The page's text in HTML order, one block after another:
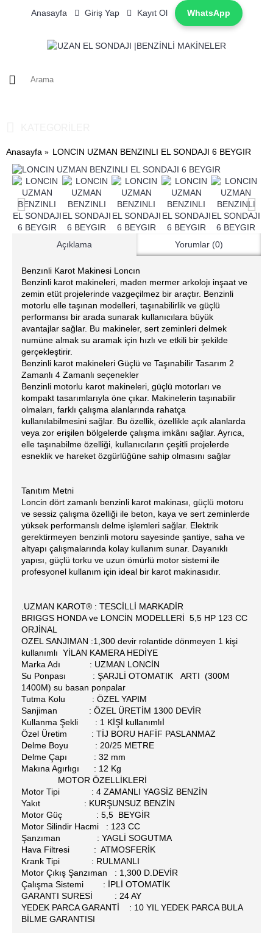
Anasayfa Giriş Yap Kayıt Ol WhatsApp
Anasayfa LONCIN UZMAN BENZINLI EL SONDAJI 6 BEYGIR
Açıklama Yorumlar (0)
Benzınli Karot Makinesi Loncın
Benzinli karot makineleri, maden mermer arkolojı inşaat ve
zemin etüt projelerinde vazgeçilmez bir araçtır. Benzinli
motorlu elle taşınan modelleri, taşınabilirlik ve güçlü
performansı bir arada sunarak kullanıcılara büyük
avantajlar sağlar. Bu makineler, sert zeminleri delmek
numüne almak su aramak için hızlı ve etkili bir şekilde
gerçekleştirir.
Benzinli karot makineleri Güçlü ve Taşınabilir Tasarım 2
Zamanlı 4 Zamanlı seçenekler
Benzinli motorlu karot makineleri, güçlü motorları ve
kompakt tasarımlarıyla öne çıkar. Makinelerin taşınabilir
olmaları, farklı çalışma alanlarında rahatça
kullanılabilmesini sağlar. Bu özellik, özellikle açık alanlarda
veya zor erişilen bölgelerde çalışma imkânı sağlar. Ayrıca,
elle taşınabilme özelliği, kullanıcıların çeşitli projelerde
esneklik ve hareket özgürlüğüne sahip olmasını sağlar
Tanıtım Metni
Loncin dört zamanlı benzinli karot makinası, güçlü motoru
ve sessiz çalışma özelliği ile beton, kaya ve sert zeminlerde
yüksek performanslı delme işlemleri sağlar. Elektrik
gerektirmeyen benzinli motoru sayesinde şantiye, saha ve
altyapı çalışmalarında kolay kullanım sunar. Dayanıklı
yapısı, güçlü torku ve uzun ömürlü motor sistemi ile
profesyonel kullanım için ideal bir karot makinasıdır.
.UZMAN KAROT® : TESCİLLİ MARKADİR
BRIGGS HONDA ve LONCİN MODELLERİ 5,5 HP 123 CC
ORJİNAL
OZEL SANJIMAN :1,300 devir rolantide dönmeyen 1 kişi
kullanımlı YİLAN KAMERA HEDİYE
Marka Adı : UZMAN LONCİN
Su Ponpası : ŞARJLİ OTOMATIK ARTI (300M
1400M) su basan ponpalar
Tutma Kolu : ÖZEL YAPIM
Sanjiman : ÖZEL ÜRETİM 1300 DEVİR
Kullanma Şekli : 1 KİŞİ kullanımlıİ
Özel Üretim : TİJ BORU HAFİF PASLANMAZ
Delme Boyu : 20/25 METRE
Delme Çapı : 32 mm
Makına Agırlıgı : 12 Kg
MOTOR ÖZELLİKLERİ
Motor Tipi : 4 ZAMANLI YAGSİZ BENZİN
Yakıt : KURŞUNSUZ BENZİN
Motor Güç : 5,5 BEYGİR
Motor Silindir Hacmi : 123 CC
Şanzıman : YAGLİ SOGUTMA
Hava Filtresi : ATMOSFERİK
Krank Tipi : RULMANLI
Motor Çıkış Şanzıman : 1,300 D.DEVİR
Çalışma Sistemi : İPLİ OTOMATİK
GARANTI SURESİ : 24 AY
YEDEK PARCA GARANTİ : 10 YIL YEDEK PARCA BULA
BİLME GARANTISI